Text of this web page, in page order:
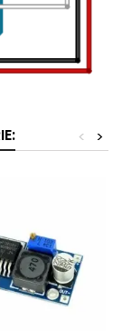
>
<